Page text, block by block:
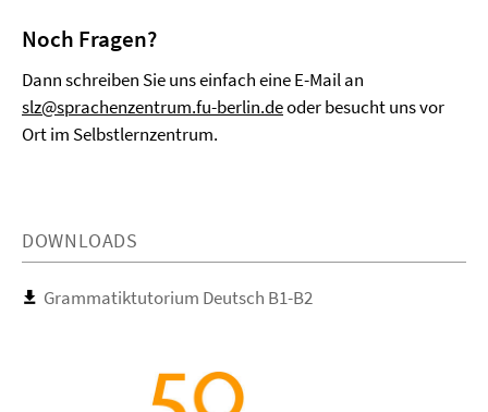
Noch Fragen?
Dann schreiben Sie uns einfach eine E-Mail an
slz@sprachenzentrum.fu-berlin.deoder besucht uns vor
Ort im Selbstlernzentrum.
DOWNLOADS
Grammatiktutorium Deutsch B1-B2